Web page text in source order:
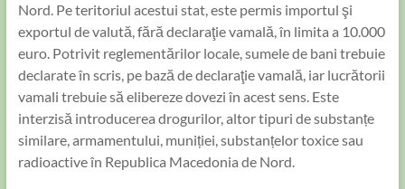
Nord. Pe teritoriul acestui stat, este permis importul şi
exportul de valută, fără declaraţie vamală, în limita a 10.000
euro. Potrivit reglementărilor locale, sumele de bani trebuie
declarate în scris, pe bază de declaraţie vamală, iar lucrătorii
vamali trebuie să elibereze dovezi în acest sens. Este
interzisă introducerea drogurilor, altor tipuri de substanțe
similare, armamentului, muniției, substanțelor toxice sau
radioactive în Republica Macedonia de Nord.